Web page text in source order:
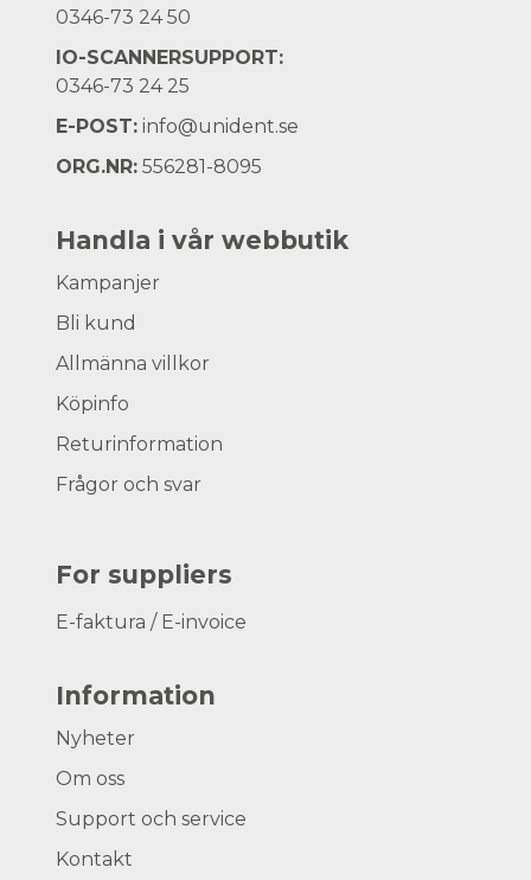
0346-73 24 50
IO-SCANNERSUPPORT:
0346-73 24 25
E-POST: info@unident.se
ORG.NR: 556281-8095
Handla i vår webbutik
Kampanjer
Bli kund
Allmänna villkor
Köpinfo
Returinformation
Frågor och svar
For suppliers
E-faktura / E-invoice
Information
Nyheter
Om oss
Support och service
Kontakt